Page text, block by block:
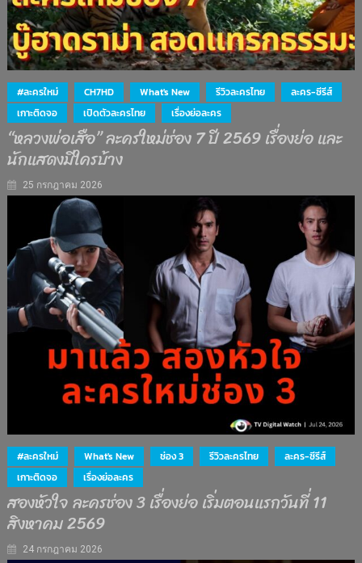
#ละครใหม่ CH7HD What's New รีวิวละครไทย
ละคร-ซีรีส์
เกาะติดจอ
เปิดตัวละครไทย เรื่องย่อละคร
“หลวงพ่อเสือ” ละครใหม่ช่อง 7 ปี 2569 เรื่องย่อ และ
นักแสดงมีใครบ้าง
25 กรกฎาคม 2026
#ละครใหม่ What's New ช่อง 3 รีวิวละครไทย
ละคร-ซีรีส์
เกาะติดจอ
เรื่องย่อละคร
สองหัวใจ ละครช่อง 3 เรื่องย่อ เริ่มตอนแรกวันที่ 11
สิงหาคม 2569
24 กรกฎาคม 2026